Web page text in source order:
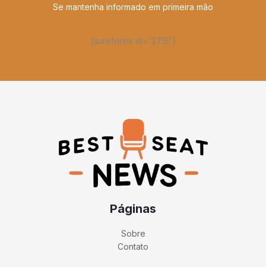
Se mantenha informado em primeira mão
[sureforms id='2715']
Páginas
Sobre
Contato